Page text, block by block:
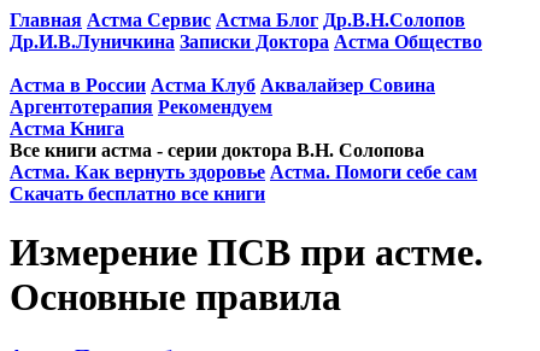
Главная Астма Сервис Астма Блог Др.В.Н.Солопов
Др.И.В.Луничкина Записки Доктора Астма Общество
Астма в России Астма Клуб Аквалайзер Совина
Аргентотерапия Рекомендуем
Астма Kнига
Все книги астма - серии доктора В.Н. Солопова
Астма. Как вернуть здоровье Астма. Помоги себе сам
Скачать бесплатно все книги
Измерение ПСВ при астме.
Основные правила